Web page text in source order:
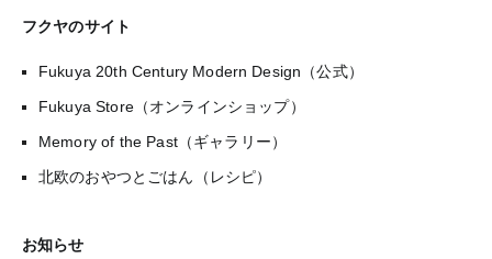
フクヤのサイト
Fukuya 20th Century Modern Design（公式）
Fukuya Store（オンラインショップ）
Memory of the Past（ギャラリー）
北欧のおやつとごはん（レシピ）
お知らせ